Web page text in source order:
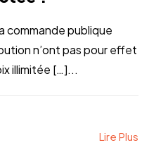
commande publique
n’ont pas pour effet
illimitée […]...
Lire Plus